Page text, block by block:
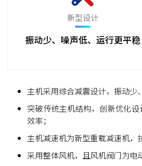
新型设计
振动少、噪声低、运行更平稳
主机采用综合减震设计，振动少
突破传统主机结构，创新优化
效率；
主机减速机为新型重载减速机，
采用整体风机，且风机阀门为电